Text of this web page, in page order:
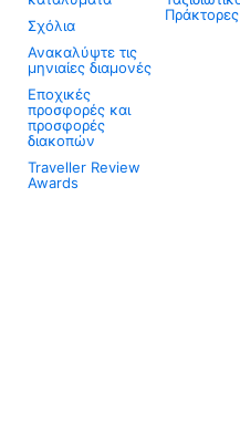
Σχόλια
Ανακαλύψτε τις
μηνιαίες διαμονές
Εποχικές
προσφορές και
προσφορές
διακοπών
Traveller Review
Awards
Πράκτορες